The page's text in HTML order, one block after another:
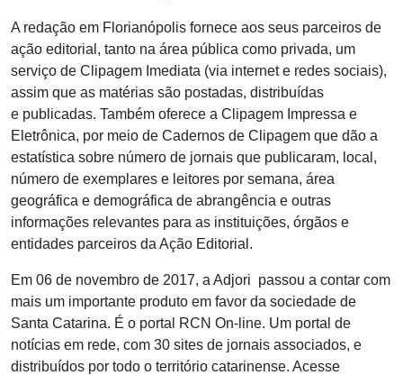
A redação em Florianópolis fornece aos seus parceiros de
ação editorial, tanto na área pública como privada, um
serviço de Clipagem Imediata (via internet e redes sociais),
assim que as matérias são postadas, distribuídas
e publicadas. Também oferece a Clipagem Impressa e
Eletrônica, por meio de Cadernos de Clipagem que dão a
estatística sobre número de jornais que publicaram, local,
número de exemplares e leitores por semana, área
geográfica e demográfica de abrangência e outras
informações relevantes para as instituições, órgãos e
entidades parceiros da Ação Editorial.
Em 06 de novembro de 2017, a Adjori passou a contar com
mais um importante produto em favor da sociedade de
Santa Catarina. É o portal RCN On-line. Um portal de
notícias em rede, com 30 sites de jornais associados, e
distribuídos por todo o território catarinense. Acesse